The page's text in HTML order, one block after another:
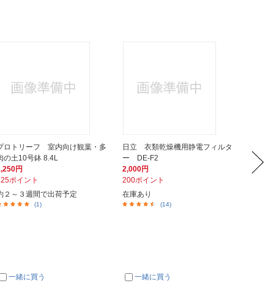
ロトリーフ 室内向け観葉・多
の土10号鉢 8.4L
円
ポイント
２～３週間で出荷予定
(1)
一緒に買う
日立 衣類乾燥機用静電フィルタ
ー DE-F2
2,000円
200ポイント
在庫あり
(14)
一緒に買う
ー付き
1,380円